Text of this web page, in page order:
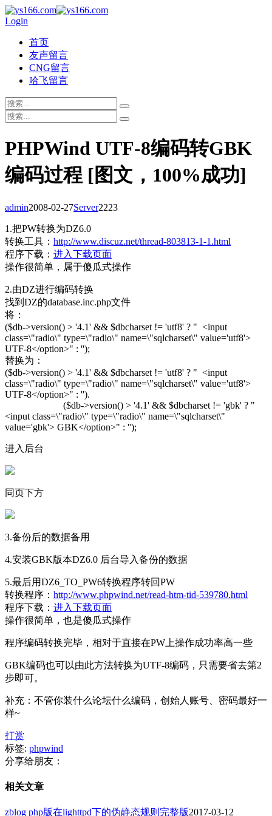
Login
首页
友声留言
CNG留言
哈飞留言
PHPWind UTF-8编码转GBK
编码过程 [图文，100%成功]
admin2008-02-27Server2223
1.把PW转换为DZ6.0
转换工具： http://www.discuz.net/thread-803813-1-1.html
程序下载： 进入下载页面
操作很简单，属于傻瓜式操作
2.由DZ进行编码转换
找到DZ的database.inc.php文件
将：
($db->version() > '4.1' && $dbcharset != 'utf8' ? " <input
class=\"radio\" type=\"radio\" name=\"sqlcharset\" value='utf8'>
UTF-8</option>" : '');
替换为：
($db->version() > '4.1' && $dbcharset != 'utf8' ? " <input
class=\"radio\" type=\"radio\" name=\"sqlcharset\" value='utf8'>
UTF-8</option>" : '').
($db->version() > '4.1' && $dbcharset != 'gbk' ? "
<input class=\"radio\" type=\"radio\" name=\"sqlcharset\"
value='gbk'> GBK</option>" : '');
进入后台
同页下方
3.备份后的数据备用
4.安装GBK版本DZ6.0 后台导入备份的数据
5.最后用DZ6_TO_PW6转换程序转回PW
转换程序： http://www.phpwind.net/read-htm-tid-539780.html
程序下载： 进入下载页面
操作很简单，也是傻瓜式操作
程序编码转换完毕，相对于直接在PW上操作成功率高一些
GBK编码也可以由此方法转换为UTF-8编码，只需要省去第2
步即可。
补充：不管你装什么论坛什么编码，创始人账号、密码最好一
样~
打赏
标签: phpwind
分享给朋友：
相关文章
zblog php版在lighttpd下的伪静态规则完整版2017-03-12